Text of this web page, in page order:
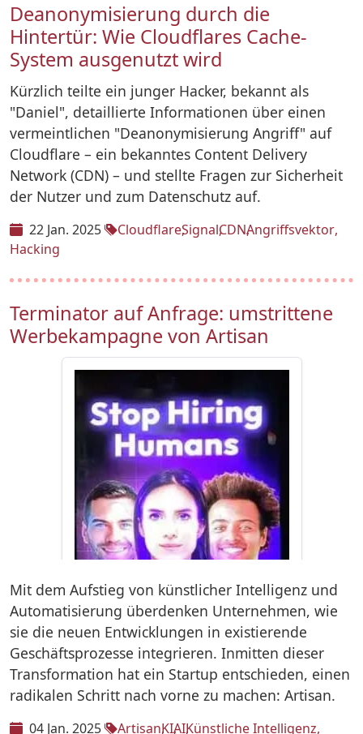
Deanonymisierung durch die
Hintertür: Wie Cloudflares Cache-
System ausgenutzt wird
Kürzlich teilte ein junger Hacker, bekannt als
"Daniel", detaillierte Informationen über einen
vermeintlichen "Deanonymisierung Angriff" auf
Cloudflare – ein bekanntes Content Delivery
Network (CDN) – und stellte Fragen zur Sicherheit
der Nutzer und zum Datenschutz auf.
22 Jan. 2025 CloudflareSignalCDNAngriffsvektor
Hacking
Terminator auf Anfrage: umstrittene
Werbekampagne von Artisan
Mit dem Aufstieg von künstlicher Intelligenz und
Automatisierung überdenken Unternehmen, wie
sie die neuen Entwicklungen in existierende
Geschäftsprozesse integrieren. Inmitten dieser
Transformation hat ein Startup entschieden, einen
radikalen Schritt nach vorne zu machen: Artisan.
04 Jan. 2025 ArtisanKIAIKünstliche Intelligenz